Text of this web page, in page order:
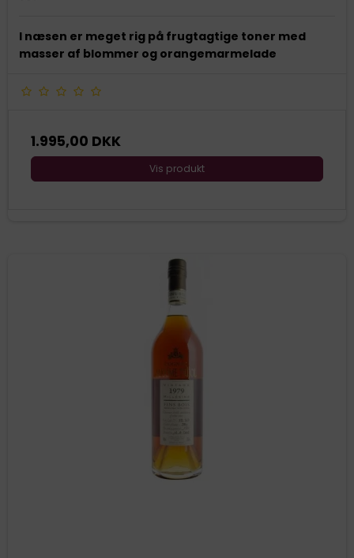
I næsen er meget rig på frugtagtige toner med
masser af blommer og orangemarmelade
1.995,00 DKK
Vis produkt